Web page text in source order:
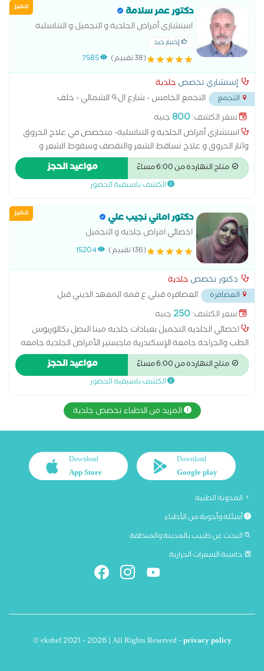
مميز دكتور عمر سلامة
استشارى أمراض الجلدية و التجميل و التناسلية
-جامعة عين شمس
إختيار جيد
(38 تقييم) 7585
إستشاري تخصص جلدية
التجمع
التجمع الخامس - شارع ال٩٠ الشمالي - خلف
المستشفي الجوي...سعر الكشف:800جنيه
استشاري أمراض الجلدية و التناسلية- متخصص في علاج الحروق
واثار الحروق و علاج تساقط الشعر والتقصف وسقوط الشعر و
الأكزيما وعلاج حساسية الجلد - وازالة الزوائد الجلدية بالكى و
متخصص فى جميع الخدمات التجميلية الفيلر و البوتكس و البلازما
والميزوثيرابى استشاري الجلدية و التناسلية بمستشفى الكهرباء و
متاح النهاردة من 6:00 مساءً مواعيد الحجز
الكشف باسبقية الحضور
مميز دكتور اماني نجيب علي
اخصائي امراض جلديه و التجميل
(136 تقييم) 15204
دكتور تخصص جلدية
العصافرة
العصافره قبلي ع قمه المعهد الديني قبل
المعهد الديني...
سعر الكشف:250جنيه
اخصائي الجلديه التجميل بعيادات جلديه مينا البصل بكالوريوس
الطب والجراحة جامعة الإسكندرية ماجستير الأمراض الجلدية جامعه
المنوفيه خبره اكتر من 14 سنه ف علاج جميع الامراض الجلديه ازاله
السنط والزواءد الجلديه جلسات ديرمابن لنضاره البشره حقن
متاح النهاردة من 6:00 مساءً مواعيد الحجز
الكشف باسبقية الحضور
المزيد من الاطباء تخصص جلدية
Download
Google play
Download
App Store
المدونة الطبية
أسئلة وأجوبة من الأطباء
البحث عن طبيب بالمدينة والمنطقة
حاسبة السعرات الحرارية
© ekshef 2021 - 2026 | All Rights Reserved -privacy policy